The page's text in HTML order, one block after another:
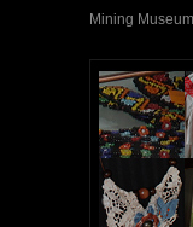
Mining